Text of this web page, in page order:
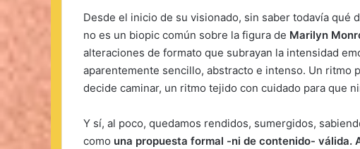
Desde el inicio de su visionado, sin saber todavía qué
no es un biopic común sobre la figura de Marilyn
alteraciones de formato que subrayan la intensidad
aparentemente sencillo, abstracto e intenso. Un ritmo
decide caminar, un ritmo tejido con cuidado para que
Y sí, al poco, quedamos rendidos, sumergidos,
como una propuesta formal -ni de contenido- válida.